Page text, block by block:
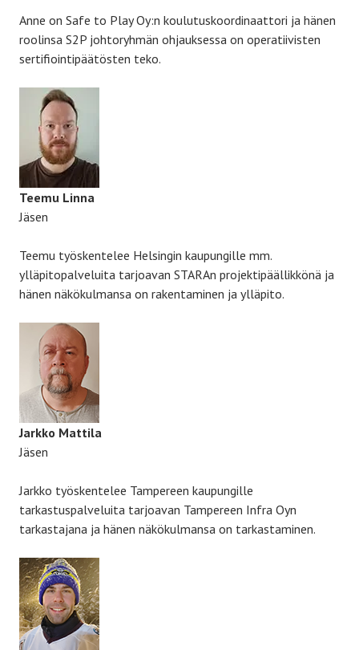
Anne on Safe to Play Oy:n koulutuskoordinaattori ja hänen
roolinsa S2P johtoryhmän ohjauksessa on operatiivisten
sertifiointipäätösten teko.
Teemu Linna
Jäsen
Teemu työskentelee Helsingin kaupungille mm.
ylläpitopalveluita tarjoavan STARAn projektipäällikkönä ja
hänen näkökulmansa on rakentaminen ja ylläpito.
Jarkko Mattila
Jäsen
Jarkko työskentelee Tampereen kaupungille
tarkastuspalveluita tarjoavan Tampereen Infra Oyn
tarkastajana ja hänen näkökulmansa on tarkastaminen.